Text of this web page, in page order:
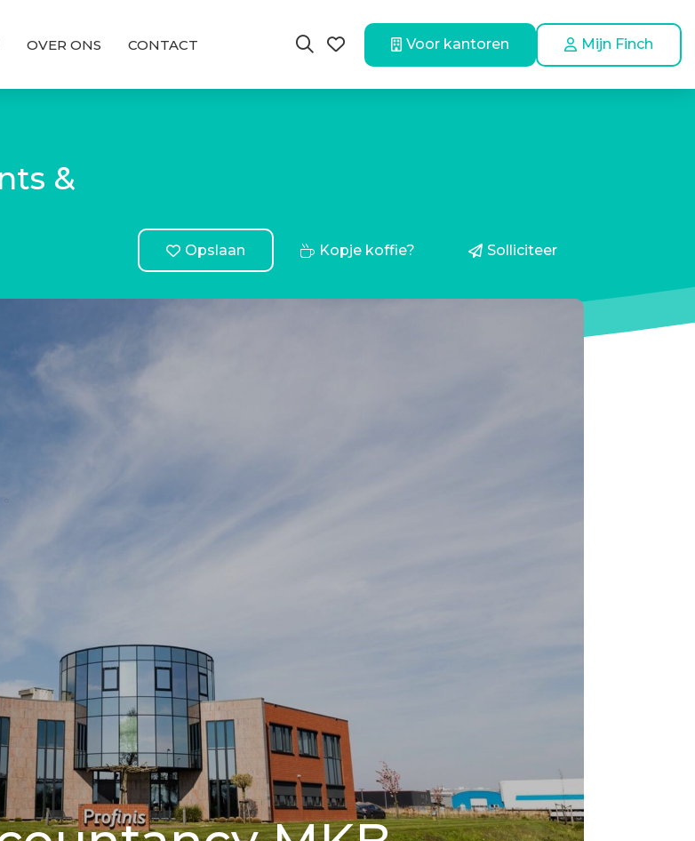
Kopje koffie? Solliciteer
OVER ONS CONTACT Voor kantoren Mijn Finch
&
Opslaan Kopje koffie? Solliciteer